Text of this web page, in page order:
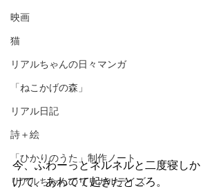
映画
猫
リアルちゃんの日々マンガ
「ねこかげの森」
リアル日記
詩＋絵
「ひかりのうた」制作ノート
リアルちゃんのリリカルデイズ
今、ふわーっとネルネルと二度寝しか
けて、あわてて起きたところ。